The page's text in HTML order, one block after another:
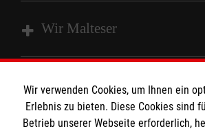
Wir Malteser
Angebote & Leistungen
Kursangebote
Informationen
Wir verwenden Cookies, um Ihnen ein
Erlebnis zu bieten. Diese Cookies sind
Betrieb unserer Webseite erforderlich,